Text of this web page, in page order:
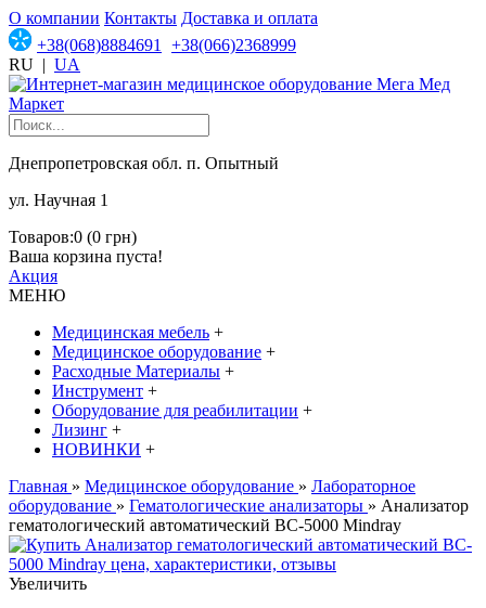
О компании Контакты Доставка и оплата
+38(068)8884691
+38(066)2368999
RU | UA
Днепропетровская обл. п. Опытный
ул. Научная 1
Товаров:0 (0 грн)
Ваша корзина пуста!
Акция
МЕНЮ
Медицинская мебель +
Медицинское оборудование +
Расходные Материалы +
Инструмент +
Оборудование для реабилитации +
Лизинг +
НОВИНКИ +
Главная » Медицинское оборудование » Лабораторное
оборудование » Гематологические анализаторы » Анализатор
гематологический автоматический BC-5000 Mindray
Увеличить